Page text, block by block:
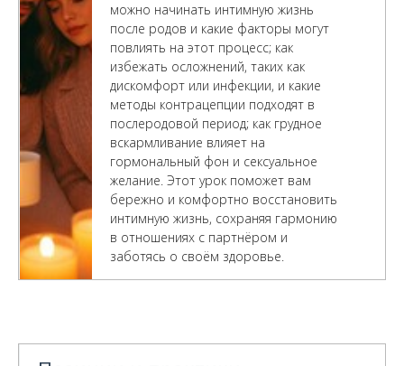
можно начинать интимную жизнь
после родов и какие факторы могут
повлиять на этот процесс; как
избежать осложнений, таких как
дискомфорт или инфекции, и какие
методы контрацепции подходят в
послеродовой период; как грудное
вскармливание влияет на
гормональный фон и сексуальное
желание. Этот урок поможет вам
бережно и комфортно восстановить
интимную жизнь, сохраняя гармонию
в отношениях с партнёром и
заботясь о своём здоровье.